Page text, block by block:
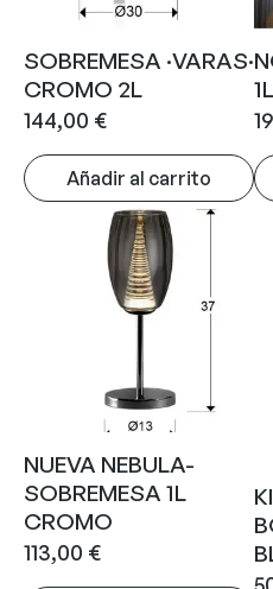
SOBREMESA ·VARAS·
CROMO 2L
144,00 €
Añadir al carrito
NUEVA NEBULA-
SOBREMESA 1L
CROMO
113,00 €